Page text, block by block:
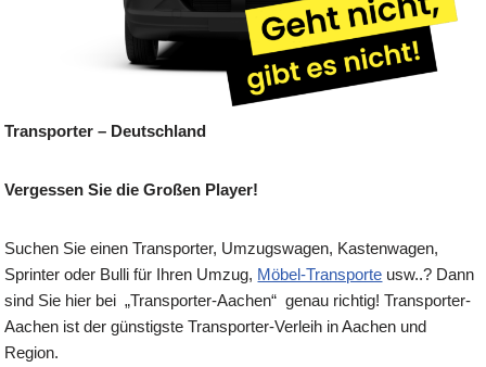
Transporter – Deutschland
Vergessen Sie die Großen Player!
Suchen Sie einen Transporter, Umzugswagen, Kastenwagen,
Sprinter oder Bulli für Ihren Umzug, Möbel-Transporte usw..? Dann
sind Sie hier bei „Transporter-Aachen“ genau richtig! Transporter-
Aachen ist der günstigste Transporter-Verleih in Aachen und
Region.